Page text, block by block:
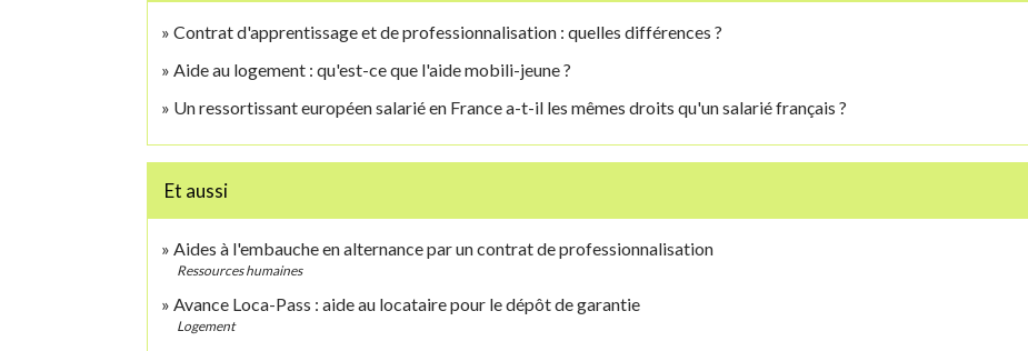
Contrat d'apprentissage et de professionnalisation : quelles différences ?
Aide au logement : qu'est-ce que l'aide mobili-jeune ?
Un ressortissant européen salarié en France a-t-il les mêmes droits qu'un salarié français ?
Et aussi
Aides à l'embauche en alternance par un contrat de professionnalisation
Ressources humaines
Avance Loca-Pass : aide au locataire pour le dépôt de garantie
Logement